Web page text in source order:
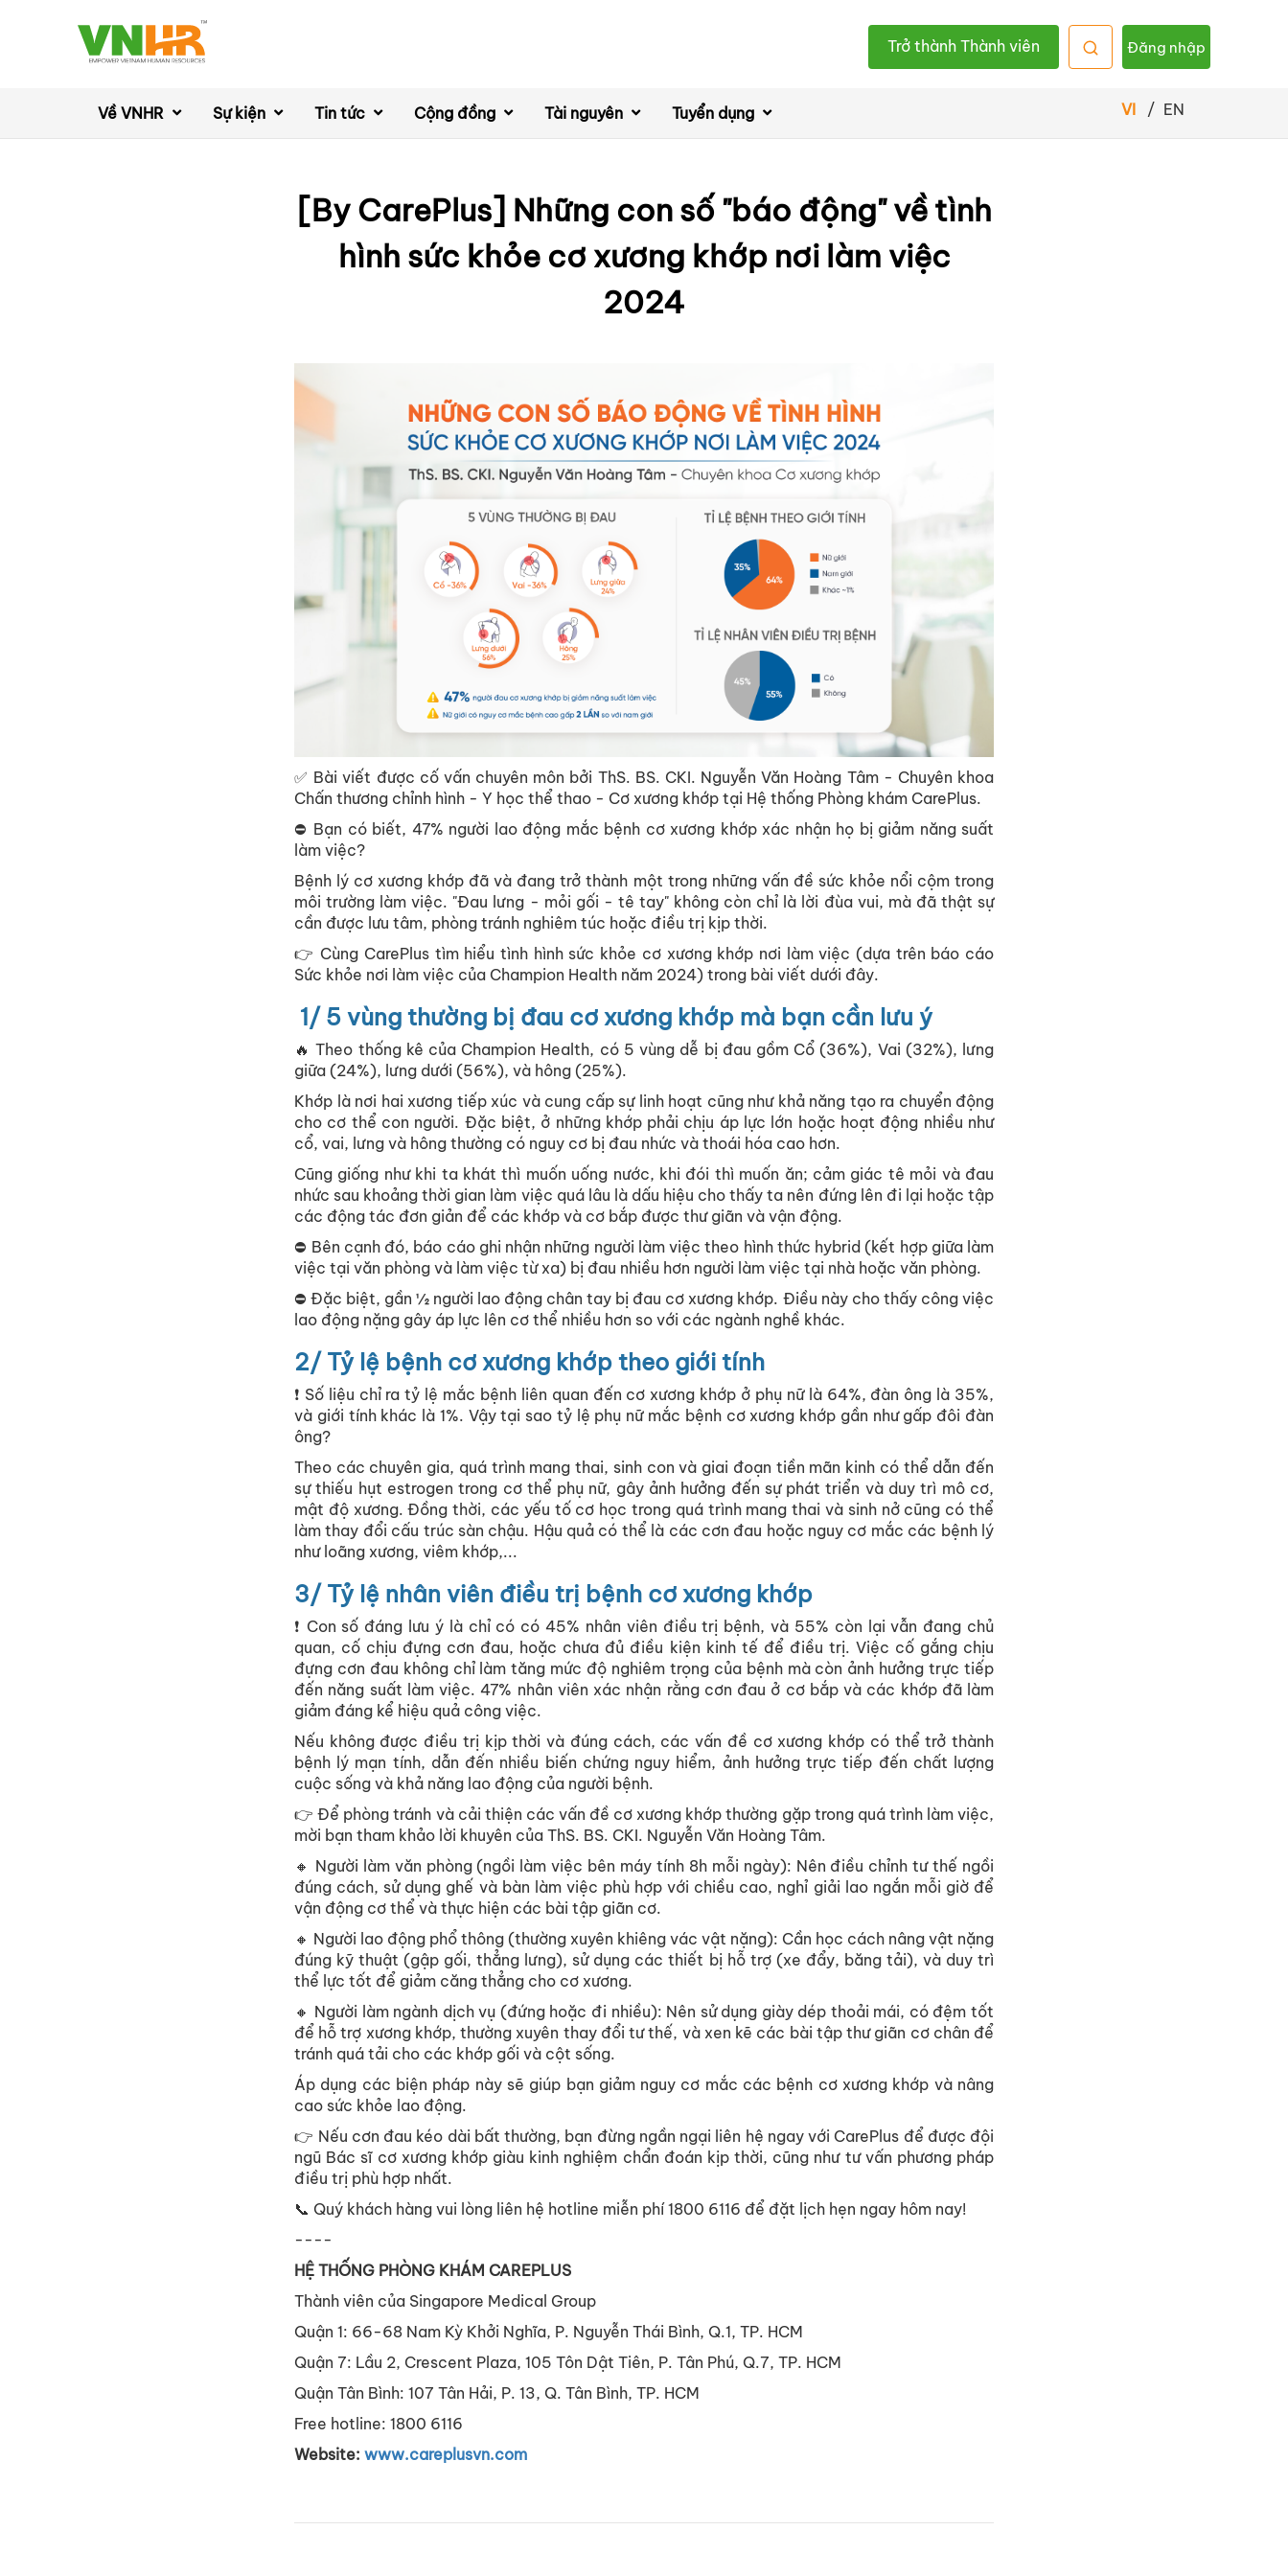
Trở thành Thành viên Đăng nhập
Về VNHR Sự kiện Tin tức Cộng đồng Tài nguyên Tuyển dụng VI / EN
[By CarePlus] Những con số "báo động" về tình
hình sức khỏe cơ xương khớp nơi làm việc
2024
✅ Bài viết được cố vấn chuyên môn bởi ThS. BS. CKI. Nguyễn Văn Hoàng Tâm - Chuyên khoa
Chấn thương chỉnh hình - Y học thể thao - Cơ xương khớp tại Hệ thống Phòng khám CarePlus.
⛔ Bạn có biết, 47% người lao động mắc bệnh cơ xương khớp xác nhận họ bị giảm năng suất
làm việc?
Bệnh lý cơ xương khớp đã và đang trở thành một trong những vấn đề sức khỏe nổi cộm trong
môi trường làm việc. "Đau lưng - mỏi gối - tê tay" không còn chỉ là lời đùa vui, mà đã thật sự
cần được lưu tâm, phòng tránh nghiêm túc hoặc điều trị kịp thời.
👉 Cùng CarePlus tìm hiểu tình hình sức khỏe cơ xương khớp nơi làm việc (dựa trên báo cáo
Sức khỏe nơi làm việc của Champion Health năm 2024) trong bài viết dưới đây.
1/ 5 vùng thường bị đau cơ xương khớp mà bạn cần lưu ý
🔥 Theo thống kê của Champion Health, có 5 vùng dễ bị đau gồm Cổ (36%), Vai (32%), lưng
giữa (24%), lưng dưới (56%), và hông (25%).
Khớp là nơi hai xương tiếp xúc và cung cấp sự linh hoạt cũng như khả năng tạo ra chuyển động
cho cơ thể con người. Đặc biệt, ở những khớp phải chịu áp lực lớn hoặc hoạt động nhiều như
cổ, vai, lưng và hông thường có nguy cơ bị đau nhức và thoái hóa cao hơn.
Cũng giống như khi ta khát thì muốn uống nước, khi đói thì muốn ăn; cảm giác tê mỏi và đau
nhức sau khoảng thời gian làm việc quá lâu là dấu hiệu cho thấy ta nên đứng lên đi lại hoặc tập
các động tác đơn giản để các khớp và cơ bắp được thư giãn và vận động.
⛔ Bên cạnh đó, báo cáo ghi nhận những người làm việc theo hình thức hybrid (kết hợp giữa làm
việc tại văn phòng và làm việc từ xa) bị đau nhiều hơn người làm việc tại nhà hoặc văn phòng.
⛔ Đặc biệt, gần ½ người lao động chân tay bị đau cơ xương khớp. Điều này cho thấy công việc
lao động nặng gây áp lực lên cơ thể nhiều hơn so với các ngành nghề khác.
2/ Tỷ lệ bệnh cơ xương khớp theo giới tính
❗ Số liệu chỉ ra tỷ lệ mắc bệnh liên quan đến cơ xương khớp ở phụ nữ là 64%, đàn ông là 35%,
và giới tính khác là 1%. Vậy tại sao tỷ lệ phụ nữ mắc bệnh cơ xương khớp gần như gấp đôi đàn
ông?
Theo các chuyên gia, quá trình mang thai, sinh con và giai đoạn tiền mãn kinh có thể dẫn đến
sự thiếu hụt estrogen trong cơ thể phụ nữ, gây ảnh hưởng đến sự phát triển và duy trì mô cơ,
mật độ xương. Đồng thời, các yếu tố cơ học trong quá trình mang thai và sinh nở cũng có thể
làm thay đổi cấu trúc sàn chậu. Hậu quả có thể là các cơn đau hoặc nguy cơ mắc các bệnh lý
như loãng xương, viêm khớp,...
3/ Tỷ lệ nhân viên điều trị bệnh cơ xương khớp
❗ Con số đáng lưu ý là chỉ có có 45% nhân viên điều trị bệnh, và 55% còn lại vẫn đang chủ
quan, cố chịu đựng cơn đau, hoặc chưa đủ điều kiện kinh tế để điều trị. Việc cố gắng chịu
đựng cơn đau không chỉ làm tăng mức độ nghiêm trọng của bệnh mà còn ảnh hưởng trực tiếp
đến năng suất làm việc. 47% nhân viên xác nhận rằng cơn đau ở cơ bắp và các khớp đã làm
giảm đáng kể hiệu quả công việc.
Nếu không được điều trị kịp thời và đúng cách, các vấn đề cơ xương khớp có thể trở thành
bệnh lý mạn tính, dẫn đến nhiều biến chứng nguy hiểm, ảnh hưởng trực tiếp đến chất lượng
cuộc sống và khả năng lao động của người bệnh.
👉 Để phòng tránh và cải thiện các vấn đề cơ xương khớp thường gặp trong quá trình làm việc,
mời bạn tham khảo lời khuyên của ThS. BS. CKI. Nguyễn Văn Hoàng Tâm.
🔸 Người làm văn phòng (ngồi làm việc bên máy tính 8h mỗi ngày): Nên điều chỉnh tư thế ngồi
đúng cách, sử dụng ghế và bàn làm việc phù hợp với chiều cao, nghỉ giải lao ngắn mỗi giờ để
vận động cơ thể và thực hiện các bài tập giãn cơ.
🔸 Người lao động phổ thông (thường xuyên khiêng vác vật nặng): Cần học cách nâng vật nặng
đúng kỹ thuật (gập gối, thẳng lưng), sử dụng các thiết bị hỗ trợ (xe đẩy, băng tải), và duy trì
thể lực tốt để giảm căng thẳng cho cơ xương.
🔸 Người làm ngành dịch vụ (đứng hoặc đi nhiều): Nên sử dụng giày dép thoải mái, có đệm tốt
để hỗ trợ xương khớp, thường xuyên thay đổi tư thế, và xen kẽ các bài tập thư giãn cơ chân để
tránh quá tải cho các khớp gối và cột sống.
Áp dụng các biện pháp này sẽ giúp bạn giảm nguy cơ mắc các bệnh cơ xương khớp và nâng
cao sức khỏe lao động.
👉 Nếu cơn đau kéo dài bất thường, bạn đừng ngần ngại liên hệ ngay với CarePlus để được đội
ngũ Bác sĩ cơ xương khớp giàu kinh nghiệm chẩn đoán kịp thời, cũng như tư vấn phương pháp
điều trị phù hợp nhất.
📞 Quý khách hàng vui lòng liên hệ hotline miễn phí 1800 6116 để đặt lịch hẹn ngay hôm nay!
----
HỆ THỐNG PHÒNG KHÁM CAREPLUS
Thành viên của Singapore Medical Group
Quận 1: 66-68 Nam Kỳ Khởi Nghĩa, P. Nguyễn Thái Bình, Q.1, TP. HCM
Quận 7: Lầu 2, Crescent Plaza, 105 Tôn Dật Tiên, P. Tân Phú, Q.7, TP. HCM
Quận Tân Bình: 107 Tân Hải, P. 13, Q. Tân Bình, TP. HCM
Free hotline: 1800 6116
Website: www.careplusvn.com